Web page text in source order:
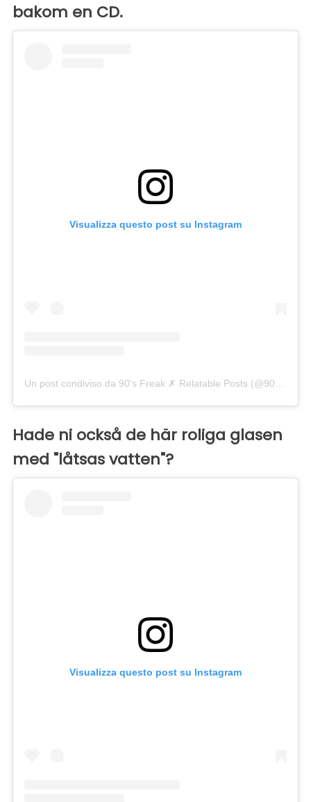
bakom en CD.
Visualizza questo post su Instagram
Un post condiviso da 90's Freak ✗ Relatable Posts (@90smadness)
Hade ni också de här roliga glasen
med "låtsas vatten"?
Visualizza questo post su Instagram